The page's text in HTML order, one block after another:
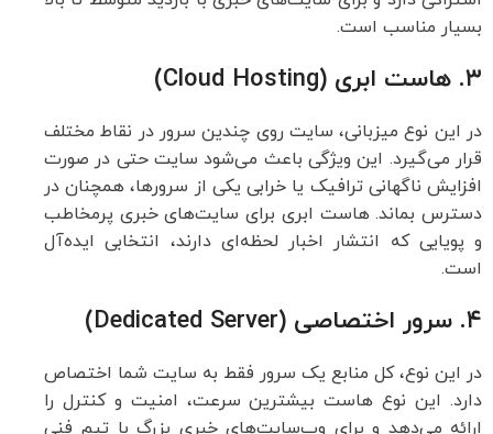
بسیار مناسب است.
۳. هاست ابری (Cloud Hosting)
در این نوع میزبانی، سایت روی چندین سرور در نقاط مختلف
قرار می‌گیرد. این ویژگی باعث می‌شود سایت حتی در صورت
افزایش ناگهانی ترافیک یا خرابی یکی از سرورها، همچنان در
دسترس بماند. هاست ابری برای سایت‌های خبری پرمخاطب
و پویایی که انتشار اخبار لحظه‌ای دارند، انتخابی ایده‌آل
است.
۴. سرور اختصاصی (Dedicated Server)
در این نوع، کل منابع یک سرور فقط به سایت شما اختصاص
دارد. این نوع هاست بیشترین سرعت، امنیت و کنترل را
ارائه می‌دهد و برای وب‌سایت‌های خبری بزرگ با تیم فنی